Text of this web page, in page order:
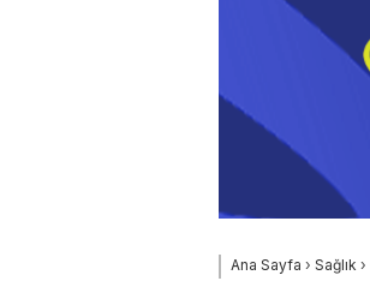
Ana Sayfa › Sağlık ›